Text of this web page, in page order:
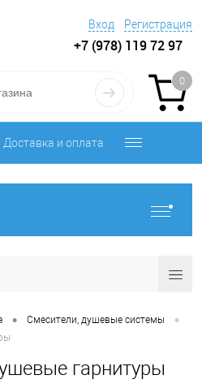
Вход Регистрация
+7 (978) 119 72 97
0
Доставка и оплата
• Смесители, душевые системы •
гарнитуры